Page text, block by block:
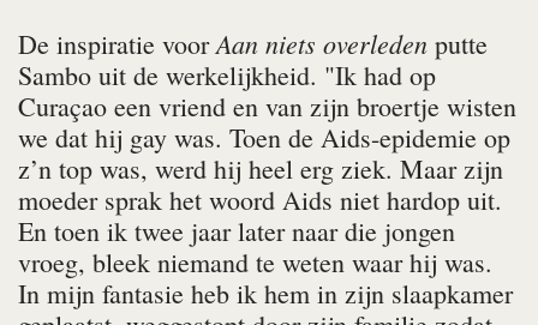
De inspiratie voorAan niets overleden putte
Sambo uit de werkelijkheid. "Ik had op
Curaçao een vriend en van zijn broertje wisten
we dat hij gay was. Toen de Aids-epidemie op
z’n top was, werd hij heel erg ziek. Maar zijn
moeder sprak het woord Aids niet hardop uit.
En toen ik twee jaar later naar die jongen
vroeg, bleek niemand te weten waar hij was.
In mijn fantasie heb ik hem in zijn slaapkamer